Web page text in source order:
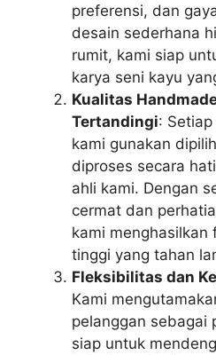
preferensi, dan
desain sederhana
rumit, kami siap
karya seni kayu
Kualitas
Tertandingi:
kami gunakan
diproses secara
ahli kami. Dengan
cermat dan
kami menghasilkan
tinggi yang tahan
Fleksibilitas dan
Kami
pelanggan sebagai
siap untuk